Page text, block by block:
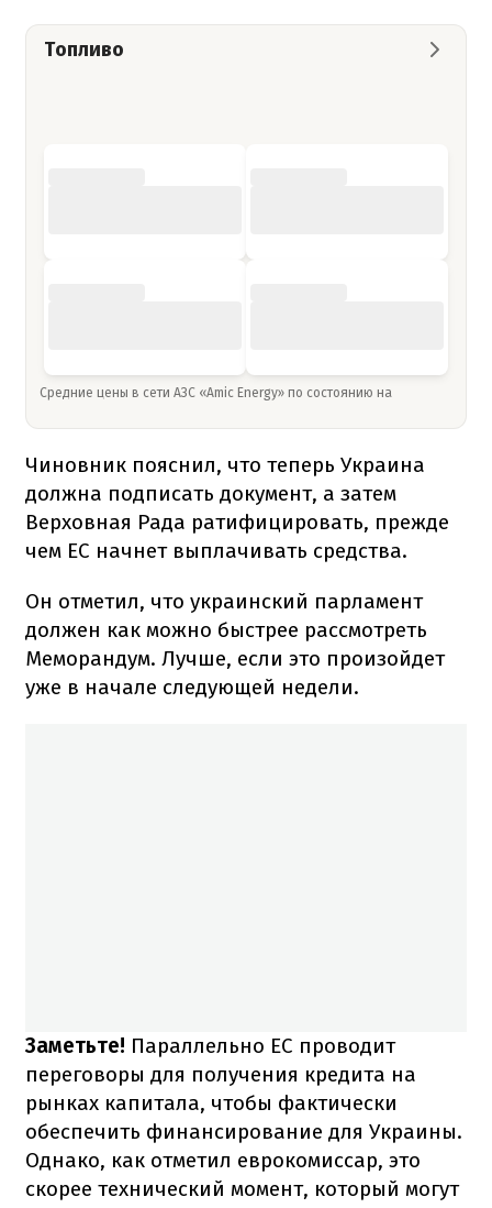
Топливо
Средние цены в сети АЗС «Amic Energy» по состоянию на
Чиновник пояснил, что теперь Украина
должна подписать документ, а затем
Верховная Рада ратифицировать, прежде
чем ЕС начнет выплачивать средства.
Он отметил, что украинский парламент
должен как можно быстрее рассмотреть
Меморандум. Лучше, если это произойдет
уже в начале следующей недели.
Заметьте! Параллельно ЕС проводит
переговоры для получения кредита на
рынках капитала, чтобы фактически
обеспечить финансирование для Украины.
Однако, как отметил еврокомиссар, это
скорее технический момент, который могут